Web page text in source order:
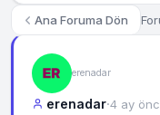
Ana Foruma Dön
erenadar
erenadar·4 ay